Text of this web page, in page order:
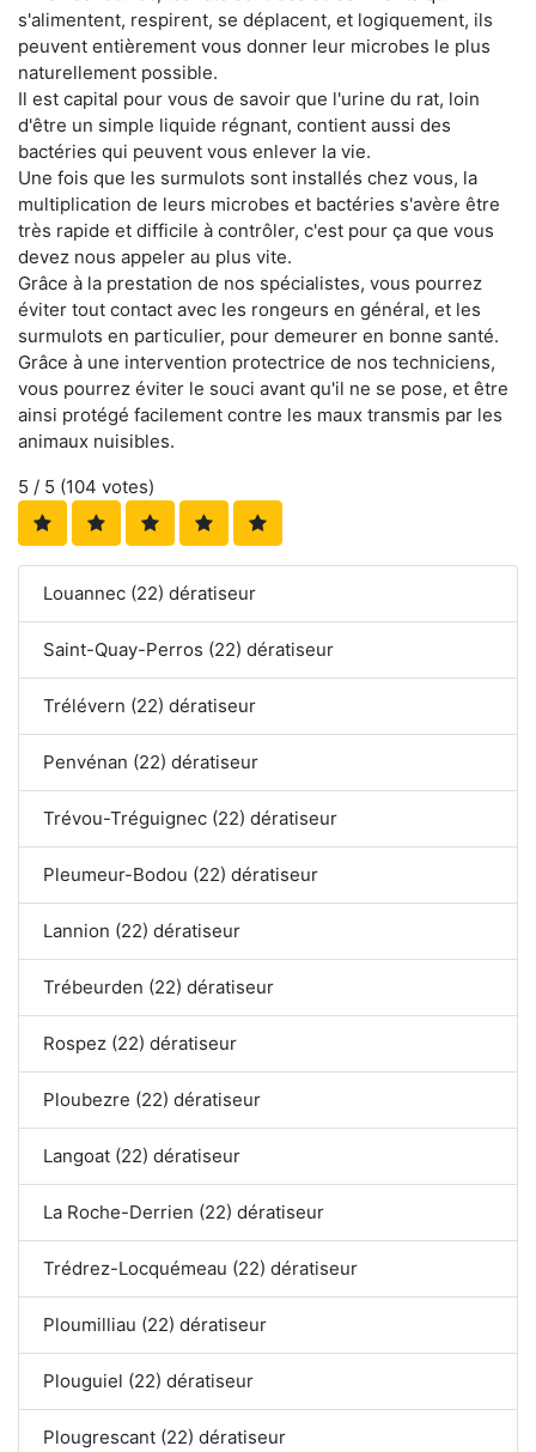
s'alimentent, respirent, se déplacent, et logiquement, ils
peuvent entièrement vous donner leur microbes le plus
naturellement possible.
Il est capital pour vous de savoir que l'urine du rat, loin
d'être un simple liquide régnant, contient aussi des
bactéries qui peuvent vous enlever la vie.
Une fois que les surmulots sont installés chez vous, la
multiplication de leurs microbes et bactéries s'avère être
très rapide et difficile à contrôler, c'est pour ça que vous
devez nous appeler au plus vite.
Grâce à la prestation de nos spécialistes, vous pourrez
éviter tout contact avec les rongeurs en général, et les
surmulots en particulier, pour demeurer en bonne santé.
Grâce à une intervention protectrice de nos techniciens,
vous pourrez éviter le souci avant qu'il ne se pose, et être
ainsi protégé facilement contre les maux transmis par les
animaux nuisibles.
5 / 5 (104 votes)
Louannec (22) dératiseur
Saint-Quay-Perros (22) dératiseur
Trélévern (22) dératiseur
Penvénan (22) dératiseur
Trévou-Tréguignec (22) dératiseur
Pleumeur-Bodou (22) dératiseur
Lannion (22) dératiseur
Trébeurden (22) dératiseur
Rospez (22) dératiseur
Ploubezre (22) dératiseur
Langoat (22) dératiseur
La Roche-Derrien (22) dératiseur
Trédrez-Locquémeau (22) dératiseur
Ploumilliau (22) dératiseur
Plouguiel (22) dératiseur
Plougrescant (22) dératiseur